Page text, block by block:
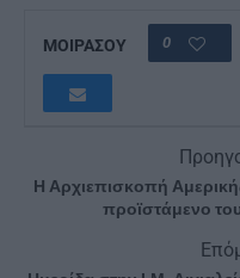
ΜΟΙΡΑΣΟΥ 0
Η Αρχιεπισκοπή
προϊστάμενο